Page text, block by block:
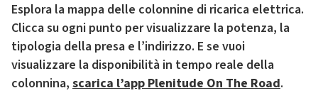
Esplora la mappa delle colonnine di ricarica elettrica.
Clicca su ogni punto per visualizzare la potenza, la
tipologia della presa e l’indirizzo. E se vuoi
visualizzare la disponibilità in tempo reale della
colonnina, scarica l’app Plenitude On The Road.